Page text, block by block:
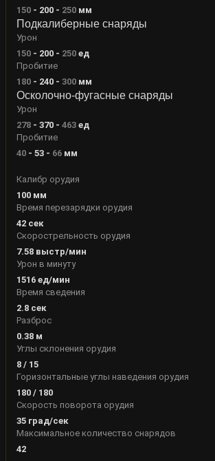
150- 200- 250 мм
Подкалиберные снаряды
Урон
150- 200- 250ед
Пробитие
180- 240- 300 мм
Осколочно-фугасные снаряды
Урон
278- 370- 463ед
Пробитие
40- 53- 66 мм
Калибр орудия
100мм
Время перезарядки орудия
42сек
Скорострельность орудия
7.58выстр/мин
Урон в минуту
1516ед/мин
Время сведения
2.8сек
Разброс
0.38м
Углы склонения орудия
8 / 15
Горизонтальные углы наведения орудия
180 / 180
Скорость поворота орудия
35град/сек
Максимальное количество снарядов
42